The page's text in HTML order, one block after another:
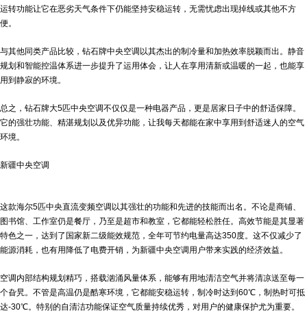
运转功能让它在恶劣天气条件下仍能坚持安稳运转，无需忧虑出现掉线或其他不方
便。
与其他同类产品比较，钻石牌中央空调以其杰出的制冷量和加热效率脱颖而出。静音
规划和智能控温体系进一步提升了运用体会，让人在享用清新或温暖的一起，也能享
用到静寂的环境。
总之，钻石牌大5匹中央空调不仅仅是一种电器产品，更是居家日子中的舒适保障。
它的强壮功能、精湛规划以及优异功能，让我每天都能在家中享用到舒适迷人的空气
环境。
新疆中央空调
这款海尔5匹中央直流变频空调以其强壮的功能和先进的技能而出名。不论是商铺、
图书馆、工作室仍是餐厅，乃至是超市和教室，它都能轻松胜任。高效节能是其显著
特色之一，达到了国家新二级能效规范，全年可节约电量高达350度。这不仅减少了
能源消耗，也有用降低了电费开销，为新疆中央空调 用户带来实践的经济效益。
空调内部结构规划精巧，搭载汹涌风量体系，能够有用地清洁空气并将清凉送至每一
个旮旯。不管是高温仍是酷寒环境，它都能安稳运转，制冷时达到60℃，制热时可抵
达-30℃。特别的自清洁功能保证空气质量持续优秀，对用户的健康保护尤为重要。